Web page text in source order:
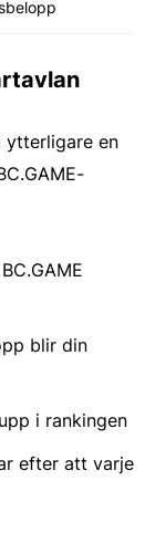
ytterligare en
blir din
i rankingen
efter att varje